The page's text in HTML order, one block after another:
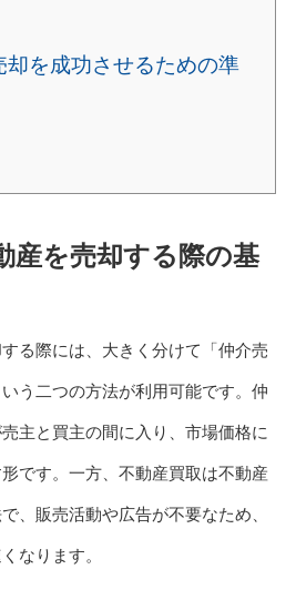
却を成功させるための準
産を売却する際の基
る際には、大きく分けて「仲介売
う二つの方法が利用可能です。仲
主と買主の間に入り、市場価格に
です。一方、不動産買取は不動産
、販売活動や広告が不要なため、
なります。